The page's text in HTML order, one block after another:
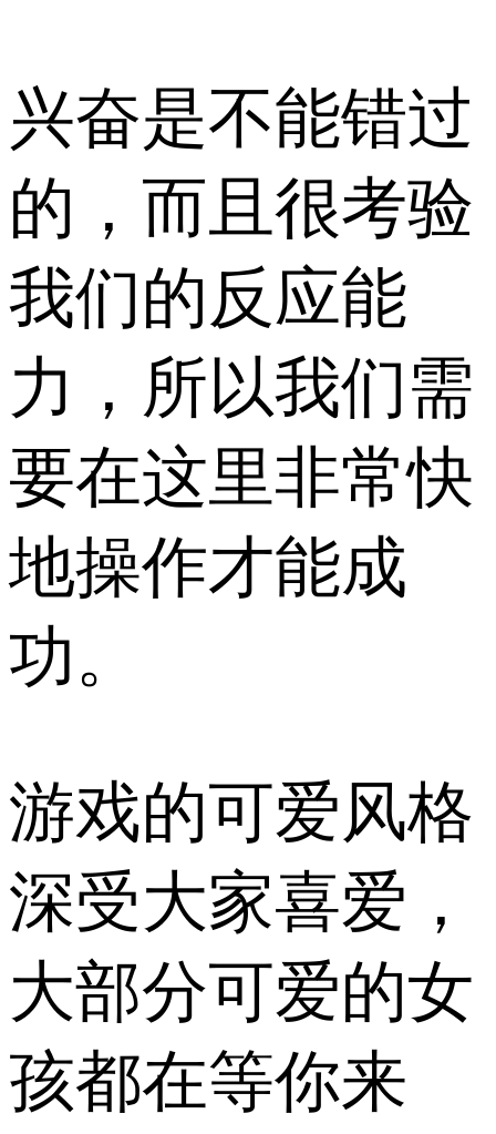
兴奋是不能错过
的，而且很考验
我们的反应能
力，所以我们需
要在这里非常快
地操作才能成
功。
游戏的可爱风格
深受大家喜爱，
大部分可爱的女
孩都在等你来